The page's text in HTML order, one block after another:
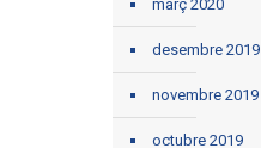
març 2020
desembre 2019
novembre 2019
octubre 2019